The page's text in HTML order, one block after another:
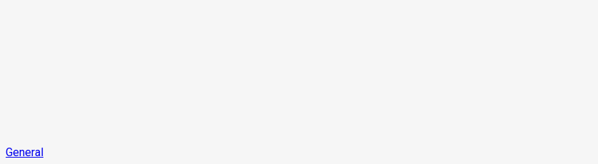
General